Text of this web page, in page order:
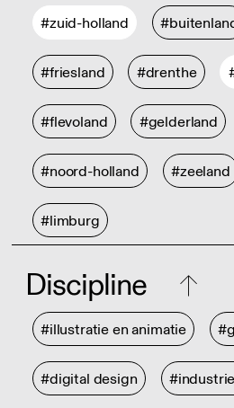
#zuid-holland
#friesland #drenthe
#flevoland #gelderland
#noord-holland #zeeland
#limburg
Discipline
#illustratie en animatie
#digital design